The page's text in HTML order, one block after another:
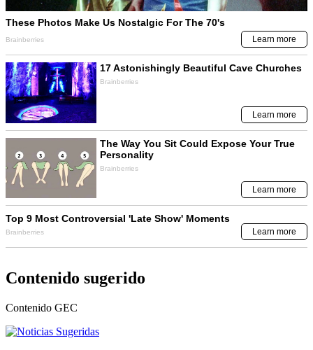
Contenido sugerido
Contenido GEC